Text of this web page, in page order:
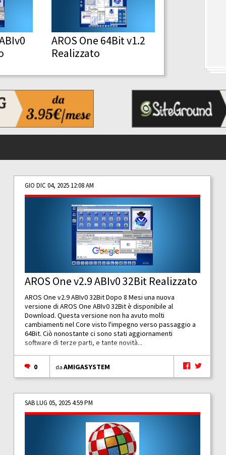
AROS One 64Bit v1.2
Realizzato
GIO DIC 04, 2025 12:08 AM
AROS One v2.9 ABIv0 32Bit Realizzato
AROS One v2.9 ABIv0 32Bit Dopo 8 Mesi una nuova
versione di AROS One ABIv0 32Bit è disponibile al
Download. Questa versione non ha avuto molti
cambiamenti nel Core visto l'impegno verso passaggio a
64Bit. Ciò nonostante ci sono stati aggiornamenti
software di terze parti, e tante novità...
0 daAMIGASYSTEM
SAB LUG 05, 2025 4:59 PM